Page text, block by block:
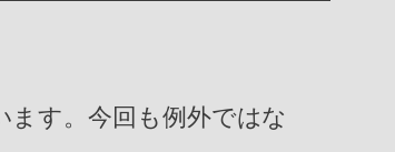
す。今回も例外ではな